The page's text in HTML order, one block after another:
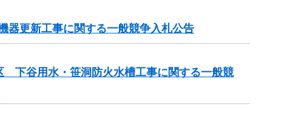
器更新工事に関する一般競争入札公告
下谷用水・笹洞防火水槽工事に関する一般競